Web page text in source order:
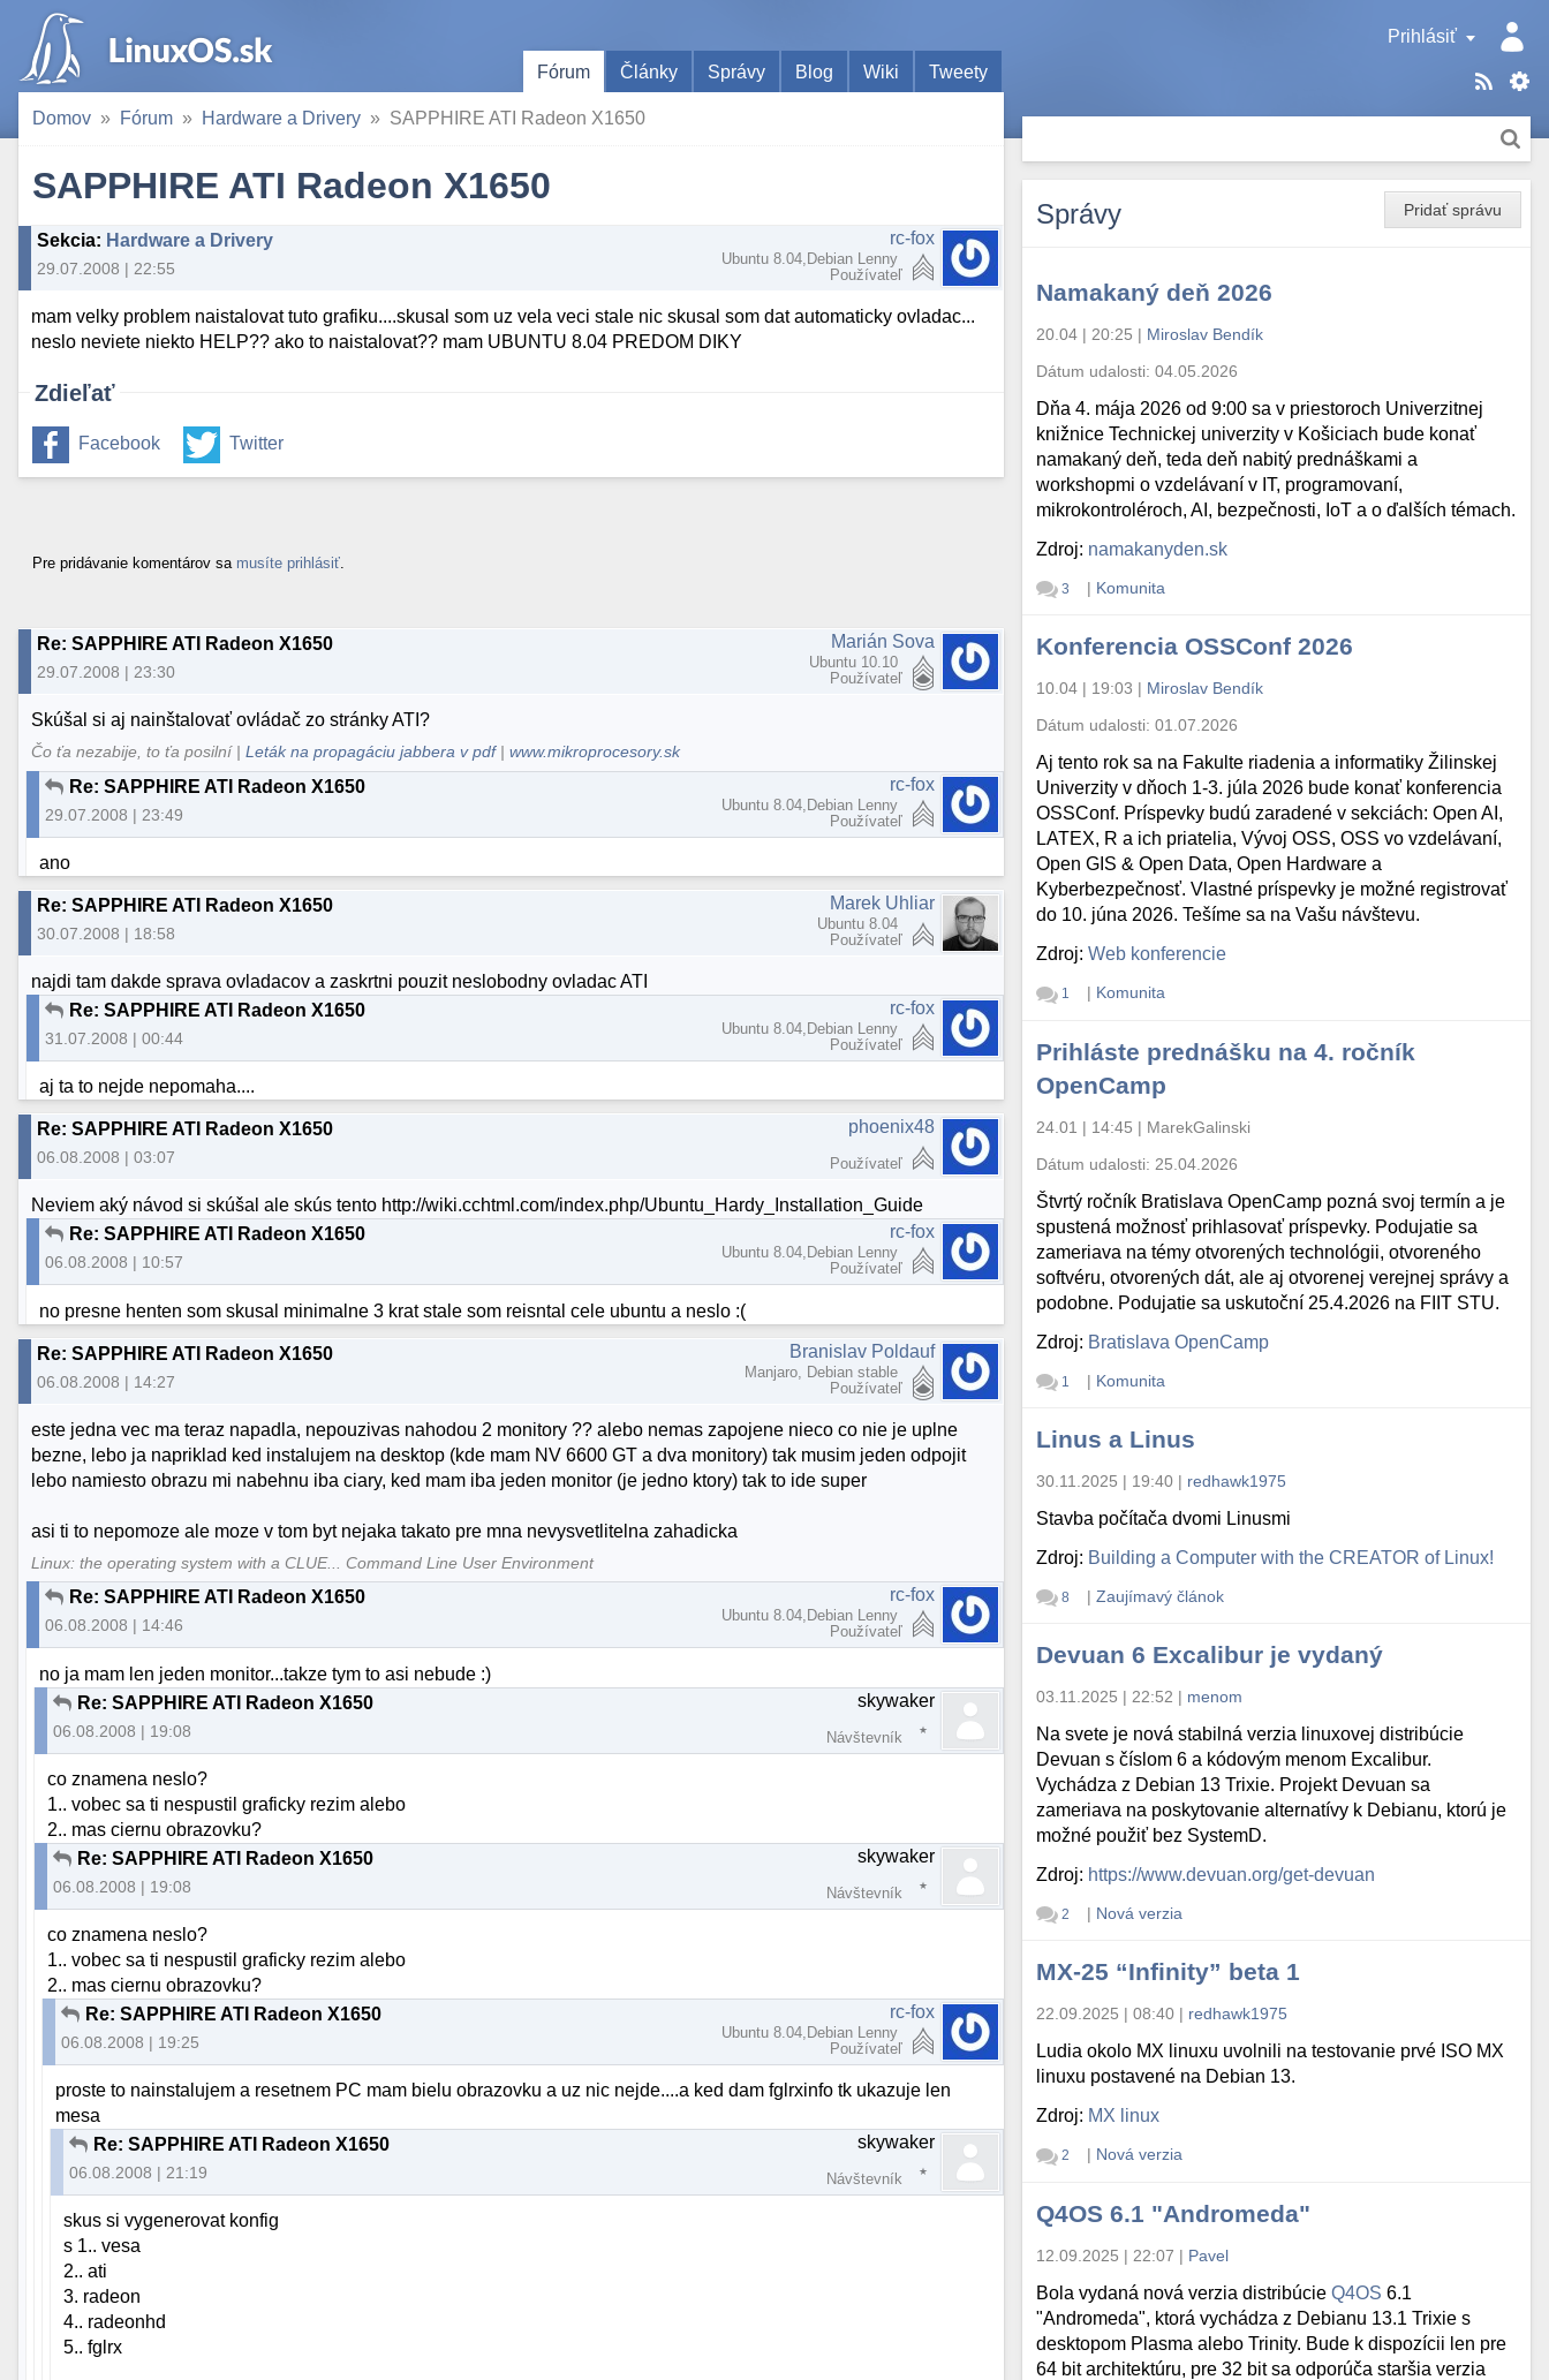
Prihlásiť
Fórum
Články Správy Blog Wiki Tweety
Domov Fórum Hardware a Drivery SAPPHIRE ATI Radeon X1650
SAPPHIRE ATI Radeon X1650
Sekcia: Hardware a Drivery
29.07.2008 | 22:55
rc-fox
Ubuntu 8.04,Debian Lenny
Používateľ
mam velky problem naistalovat tuto grafiku....skusal som uz vela veci stale nic skusal som dat automaticky ovladac...
neslo neviete niekto HELP?? ako to naistalovat?? mam UBUNTU 8.04 PREDOM DIKY
Zdieľať
Facebook Twitter
Pre pridávanie komentárov sa musíte prihlásiť
Re: SAPPHIRE ATI Radeon X1650
29.07.2008 | 23:30
Marián Sova
Ubuntu 10.10
Používateľ
Skúšal si aj nainštalovať ovládač zo stránky ATI?
Čo ťa nezabije, to ťa posilní |Leták na propagáciu jabbera v pdf|www.mikroprocesory.sk
Re: SAPPHIRE ATI Radeon X1650
29.07.2008 | 23:49
rc-fox
Ubuntu 8.04,Debian Lenny
Používateľ
ano
Re: SAPPHIRE ATI Radeon X1650
30.07.2008 | 18:58
Marek Uhliar
Ubuntu 8.04
Používateľ
najdi tam dakde sprava ovladacov a zaskrtni pouzit neslobodny ovladac ATI
Re: SAPPHIRE ATI Radeon X1650
31.07.2008 | 00:44
rc-fox
Ubuntu 8.04,Debian Lenny
Používateľ
aj ta to nejde nepomaha....
Re: SAPPHIRE ATI Radeon X1650
06.08.2008 | 03:07
phoenix48
Používateľ
Neviem aký návod si skúšal ale skús tento http://wiki.cchtml.com/index.php/Ubuntu_Hardy_Installation_Guide
Re: SAPPHIRE ATI Radeon X1650
06.08.2008 | 10:57
rc-fox
Ubuntu 8.04,Debian Lenny
Používateľ
no presne henten som skusal minimalne 3 krat stale som reisntal cele ubuntu a neslo :(
Re: SAPPHIRE ATI Radeon X1650
06.08.2008 | 14:27
Branislav Poldauf
Manjaro, Debian stable
Používateľ
este jedna vec ma teraz napadla, nepouzivas nahodou 2 monitory ?? alebo nemas zapojene nieco co nie je uplne
bezne, lebo ja napriklad ked instalujem na desktop (kde mam NV 6600 GT a dva monitory) tak musim jeden odpojit
lebo namiesto obrazu mi nabehnu iba ciary, ked mam iba jeden monitor (je jedno ktory) tak to ide super
asi ti to nepomoze ale moze v tom byt nejaka takato pre mna nevysvetlitelna zahadicka
Linux: the operating system with a CLUE... Command Line User Environment
Re: SAPPHIRE ATI Radeon X1650
06.08.2008 | 14:46
rc-fox
Ubuntu 8.04,Debian Lenny
Používateľ
no ja mam len jeden monitor...takze tym to asi nebude :)
Re: SAPPHIRE ATI Radeon X1650
06.08.2008 | 19:08
skywaker
Návštevník
co znamena neslo?
1.. vobec sa ti nespustil graficky rezim alebo
2.. mas ciernu obrazovku?
Re: SAPPHIRE ATI Radeon X1650
06.08.2008 | 19:08
skywaker
Návštevník
co znamena neslo?
1.. vobec sa ti nespustil graficky rezim alebo
2.. mas ciernu obrazovku?
Re: SAPPHIRE ATI Radeon X1650
06.08.2008 | 19:25
rc-fox
Ubuntu 8.04,Debian Lenny
Používateľ
proste to nainstalujem a resetnem PC mam bielu obrazovku a uz nic nejde....a ked dam fglrxinfo tk ukazuje len
mesa
Re: SAPPHIRE ATI Radeon X1650
06.08.2008 | 21:19
skywaker
Návštevník
skus si vygenerovat konfig
s 1.. vesa
2.. ati
3. radeon
4.. radeonhd
5.. fglrx
Pridať správu
Správy
Namakaný deň 2026
20.04 | 20:25 | Miroslav Bendík
Dátum udalosti:04.05.2026
Dňa 4. mája 2026 od 9:00 sa v priestoroch Univerzitnej
knižnice Technickej univerzity v Košiciach bude konať
namakaný deň, teda deň nabitý prednáškami a
workshopmi o vzdelávaní v IT, programovaní,
mikrokontroléroch, AI, bezpečnosti, IoT a o ďalších témach.
Zdroj: namakanyden.sk
3 | Komunita
Konferencia OSSConf 2026
10.04 | 19:03 | Miroslav Bendík
Dátum udalosti:01.07.2026
Aj tento rok sa na Fakulte riadenia a informatiky Žilinskej
Univerzity v dňoch 1-3. júla 2026 bude konať konferencia
OSSConf. Príspevky budú zaradené v sekciách: Open AI,
LATEX, R a ich priatelia, Vývoj OSS, OSS vo vzdelávaní,
Open GIS & Open Data, Open Hardware a
Kyberbezpečnosť. Vlastné príspevky je možné registrovať
do 10. júna 2026. Tešíme sa na Vašu návštevu.
Zdroj:Web konferencie
1 | Komunita
Prihláste prednášku na 4. ročník
OpenCamp
24.01 | 14:45 | MarekGalinski
Dátum udalosti: 25.04.2026
Štvrtý ročník Bratislava OpenCamp pozná svoj termín a je
spustená možnosť prihlasovať príspevky. Podujatie sa
zameriava na témy otvorených technológii, otvoreného
softvéru, otvorených dát, ale aj otvorenej verejnej správy a
podobne. Podujatie sa uskutoční 25.4.2026 na FIIT STU.
Zdroj: Bratislava OpenCamp
1 | Komunita
Linus a Linus
30.11.2025 | 19:40 | redhawk1975
Stavba počítača dvomi Linusmi
Zdroj: Building a Computer with the CREATOR of Linux!
8 | Zaujímavý článok
Devuan 6 Excalibur je vydaný
03.11.2025 | 22:52 | menom
Na svete je nová stabilná verzia linuxovej distribúcie
Devuan s číslom 6 a kódovým menom Excalibur.
Vychádza z Debian 13 Trixie. Projekt Devuan sa
zameriava na poskytovanie alternatívy k Debianu, ktorú je
možné použiť bez SystemD.
Zdroj: https://www.devuan.org/get-devuan
2 | Nová verzia
MX-25 “Infinity” beta 1
22.09.2025 | 08:40 | redhawk1975
Ludia okolo MX linuxu uvolnili na testovanie prvé ISO MX
linuxu postavené na Debian 13.
Zdroj: MX linux
2 | Nová verzia
Q4OS 6.1 "Andromeda"
12.09.2025 | 22:07 | Pavel
Bola vydaná nová verzia distribúcieQ4OS 6.1
"Andromeda", ktorá vychádza z Debianu 13.1 Trixie s
desktopom Plasma alebo Trinity. Bude k dispozícii len pre
64 bit architektúru, pre 32 bit sa odporúča staršia verzia